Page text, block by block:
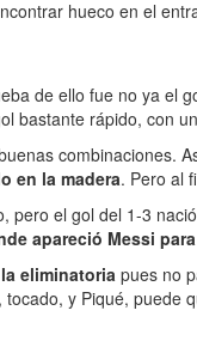
hueco en el
de ello fue no ya el
bastante rápido, con
en la madera. Pero al
el gol del 1-3
apareció Messi
eliminatoria pues no
y Piqué,